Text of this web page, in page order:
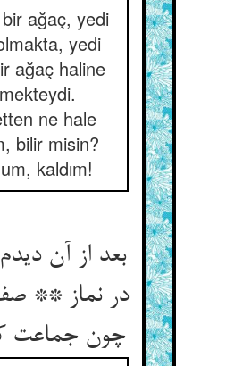
ağaç, yedi
yedi
ağaç haline
ne hale
bilir misin?
kaldım!
بعد از آن
در نماز **
چون جماعت